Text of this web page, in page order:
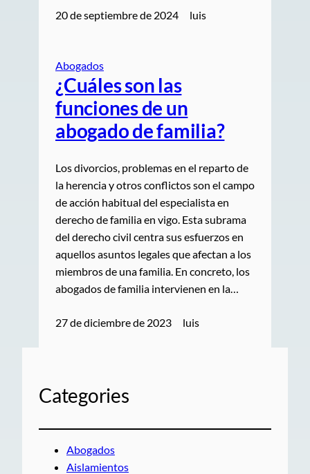
20 de septiembre de 2024 luis
Abogados
¿Cuáles son las
funciones de un
abogado de familia?
Los divorcios, problemas en el reparto de
la herencia y otros conflictos son el campo
de acción habitual del especialista en
derecho de familia en vigo. Esta subrama
del derecho civil centra sus esfuerzos en
aquellos asuntos legales que afectan a los
miembros de una familia. En concreto, los
abogados de familia intervienen en la…
27 de diciembre de 2023 luis
Categories
Abogados
Aislamientos